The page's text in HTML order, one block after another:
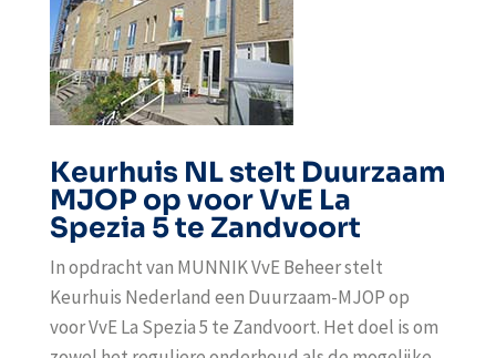
Keurhuis NL stelt Duurzaam
MJOP op voor VvE La
Spezia 5 te Zandvoort
In opdracht van MUNNIK VvE Beheer stelt
Keurhuis Nederland een Duurzaam-MJOP op
voor VvE La Spezia 5 te Zandvoort. Het doel is om